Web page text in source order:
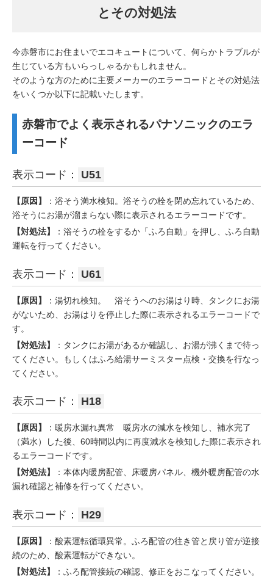
とその対処法
今赤磐市にお住まいでエコキュートについて、何らかトラブルが
生じている方もいらっしゃるかもしれません。
そのような方のために主要メーカーのエラーコードとその対処法
をいくつか以下に記載いたします。
赤磐市でよく表示されるパナソニックのエラ
ーコード
表示コード： U51
【原因】
：浴そう満水検知。浴そうの栓を閉め忘れているため、
浴そうにお湯が溜まらない際に表示されるエラーコードです。
【対処法】
：浴そうの栓をするか「ふろ自動」を押し、ふろ自動
運転を行ってください。
表示コード： U61
【原因】
：湯切れ検知。 浴そうへのお湯はり時、タンクにお湯
がないため、お湯はりを停止した際に表示されるエラーコードで
す。
【対処法】
：タンクにお湯があるか確認し、お湯が沸くまで待っ
てください。もしくはふろ給湯サーミスター点検・交換を行なっ
てください。
表示コード： H18
【原因】
：暖房水漏れ異常 暖房水の減水を検知し、補水完了
（満水）した後、60時間以内に再度減水を検知した際に表示され
るエラーコードです。
【対処法】
：本体内暖房配管、床暖房パネル、機外暖房配管の水
漏れ確認と補修を行ってください。
表示コード： H29
【原因】
：酸素運転循環異常。ふろ配管の往き管と戻り管が逆接
続のため、酸素運転ができない。
【対処法】
：ふろ配管接続の確認、修正をおこなってください。